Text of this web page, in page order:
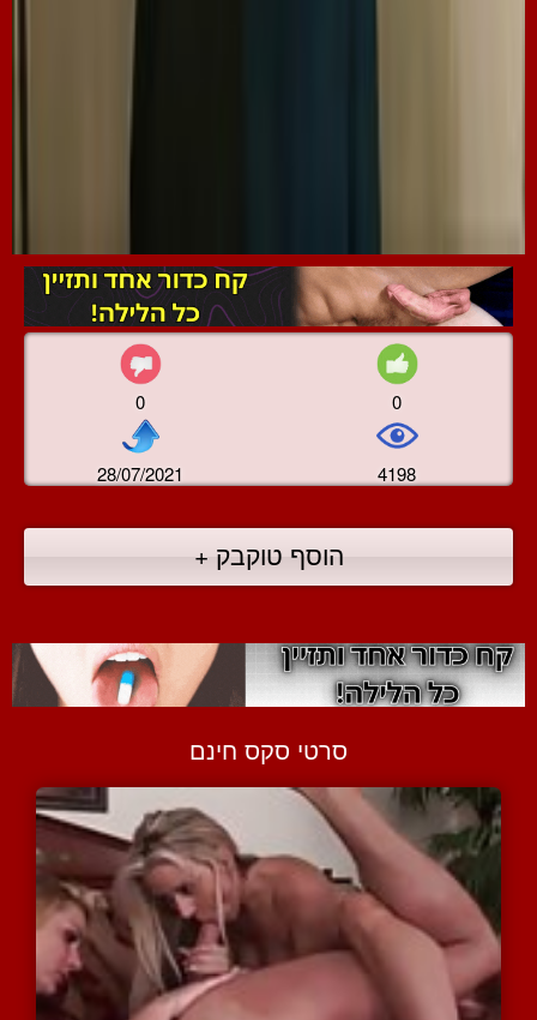
0 0
28/07/2021 4198
הוסף טוקבק +
סרטי סקס חינם